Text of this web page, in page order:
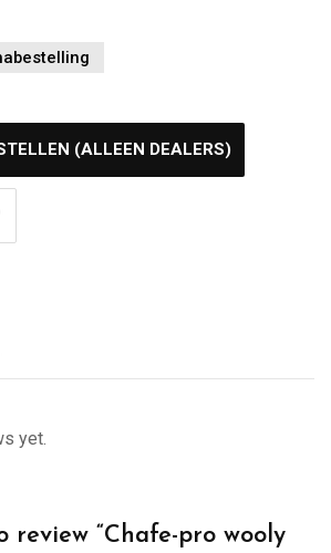
(ALLEEN DEALERS)
yet.
review “Chafe-pro wooly